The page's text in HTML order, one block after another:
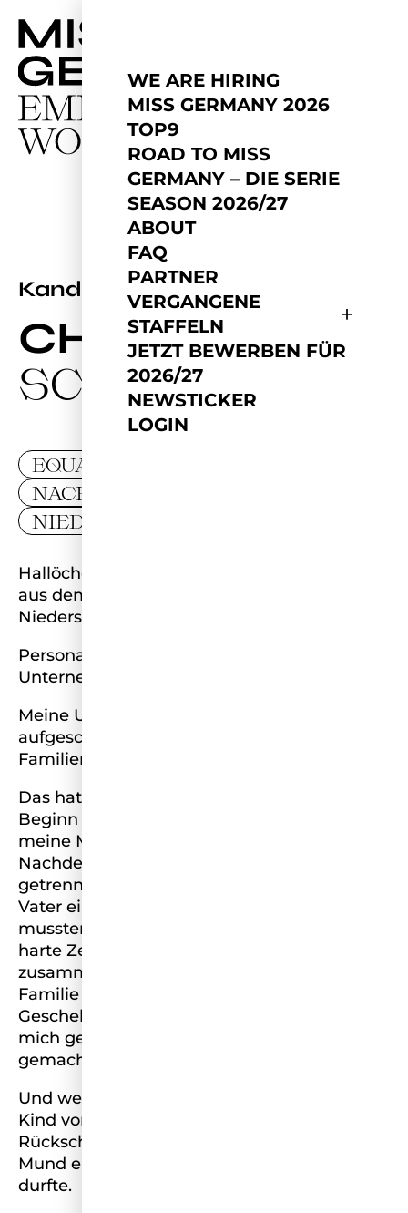
WE ARE HIRING
MISS GERMANY 2026
TOP9
ROAD TO MISS
GERMANY – DIE SERIE
SEASON 2026/27
ABOUT
FAQ
PARTNER
VERGANGENE
STAFFELN
JETZT BEWERBEN FÜR
2026/27
NEWSTICKER
LOGIN
Kandidatin2022
CHRISTIN
SCHOSS
EQUALITY
NACHHALTIGKEIT
NIEDERSACHSEN
Hallöchen, ich bin Christin 30 Jahre jung und
aus dem schönen Braunschweig in
Niedersachsen.
Personalerin, Content Creator / Model &
Unternehmerin.
Meine Umgebung würde mich wohl als
aufgeschlossenen liebevollen & loyalen
Familienmenschen beschreiben.
Das hat auch seine Gründe. Denn von
Beginn an hatten wir nur uns. Uns, das ist
meine Mutter, mein Bruder und ich.
Nachdem sich meine Eltern bereits früh
getrennt haben und mein alkoholkranker
Vater einige Jahre später verstorben ist,
mussten wir uns zu dritt durchschlagen. Eine
harte Zeit, die uns umso enger
zusammenschweißte. Bis heute ist meine
Familie das Wichtigste für mich. Alle
Geschehnisse, positiv wie negativ, haben
mich geprägt und zu dem Menschen
gemacht der ich bin.
Und wer ist das nun? Ein positiv verrücktes
Kind vom Dorf, das trotz zahlreicher
Rückschläge und ohne silbernen Löffel im
Mund eine wundervolle Kindheit genießen
durfte.